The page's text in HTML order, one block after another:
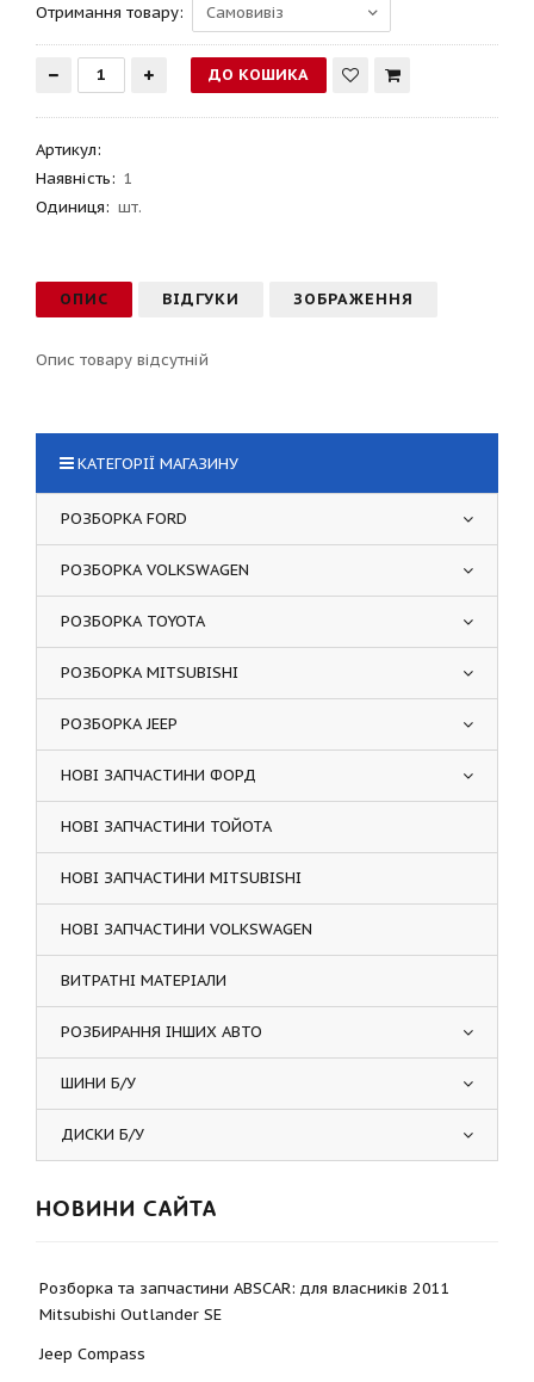
Отримання товару:
Артикул:
Наявність: 1
Одиниця: шт.
ОПИС ВІДГУКИ ЗОБРАЖЕННЯ
Опис товару відсутній
КАТЕГОРІЇ МАГАЗИНУ
РОЗБОРКА FORD
РОЗБОРКА VOLKSWAGEN
РОЗБОРКА TOYOTA
РОЗБОРКА MITSUBISHI
РОЗБОРКА JEEP
НОВІ ЗАПЧАСТИНИ ФОРД
НОВІ ЗАПЧАСТИНИ ТОЙОТА
НОВІ ЗАПЧАСТИНИ MITSUBISHI
НОВІ ЗАПЧАСТИНИ VOLKSWAGEN
ВИТРАТНІ МАТЕРІАЛИ
РОЗБИРАННЯ ІНШИХ АВТО
ШИНИ Б/У
ДИСКИ Б/У
НОВИНИ САЙТА
Розборка та запчастини ABSCAR: для власників 2011
Mitsubishi Outlander SE
Jeep Compass